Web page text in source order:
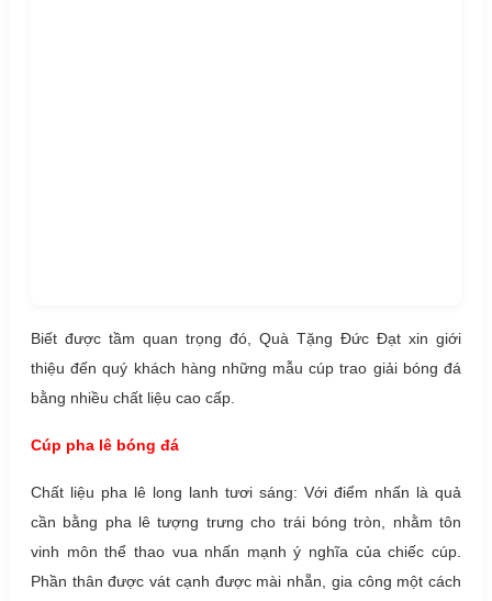
Biết được tầm quan trọng đó, Quà Tặng Đức Đạt xin giới
thiệu đến quý khách hàng những mẫu cúp trao giải bóng đá
bằng nhiều chất liệu cao cấp.
Cúp pha lê bóng đá
Chất liệu pha lê long lanh tươi sáng: Với điểm nhấn là quả
cần bằng pha lê tượng trưng cho trái bóng tròn, nhằm tôn
vinh môn thể thao vua nhấn mạnh ý nghĩa của chiếc cúp.
Phần thân được vát cạnh được mài nhẵn, gia công một cách